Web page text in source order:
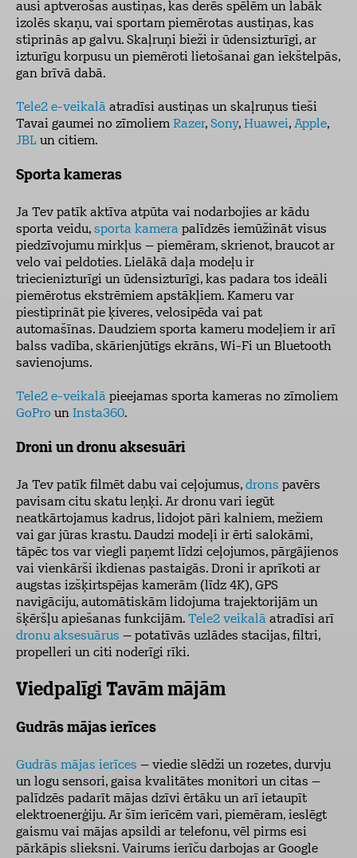
ausi aptverošas austiņas, kas derēs spēlēm un labāk
izolēs skaņu, vai sportam piemērotas austiņas, kas
stiprinās ap galvu. Skaļruņi bieži ir ūdensizturīgi, ar
izturīgu korpusu un piemēroti lietošanai gan iekštelpās,
gan brīvā dabā.
Tele2 e-veikalā atradīsi austiņas un skaļruņus tieši
Tavai gaumei no zīmoliem Razer, Sony, Huawei, Apple,
JBL un citiem.
Sporta kameras
Ja Tev patīk aktīva atpūta vai nodarbojies ar kādu
sporta veidu, sporta kamera palīdzēs iemūžināt visus
piedzīvojumu mirkļus – piemēram, skrienot, braucot ar
velo vai peldoties. Lielākā daļa modeļu ir
triecienizturīgi un ūdensizturīgi, kas padara tos ideāli
piemērotus ekstrēmiem apstākļiem. Kameru var
piestiprināt pie ķiveres, velosipēda vai pat
automašīnas. Daudziem sporta kameru modeļiem ir arī
balss vadība, skārienjūtīgs ekrāns, Wi-Fi un Bluetooth
savienojums.
Tele2 e-veikalā pieejamas sporta kameras no zīmoliem
GoPro un Insta360.
Droni un dronu aksesuāri
Ja Tev patīk filmēt dabu vai ceļojumus, drons pavērs
pavisam citu skatu leņķi. Ar dronu vari iegūt
neatkārtojamus kadrus, lidojot pāri kalniem, mežiem
vai gar jūras krastu. Daudzi modeļi ir ērti salokāmi,
tāpēc tos var viegli paņemt līdzi ceļojumos, pārgājienos
vai vienkārši ikdienas pastaigās. Droni ir aprīkoti ar
augstas izšķirtspējas kamerām (līdz 4K), GPS
navigāciju, automātiskām lidojuma trajektorijām un
šķēršļu apiešanas funkcijām. Tele2 veikalā atradīsi arī
dronu aksesuārus – potatīvās uzlādes stacijas, filtri,
propelleri un citi noderīgi rīki.
Viedpalīgi Tavām mājām
Gudrās mājas ierīces
Gudrās mājas ierīces – viedie slēdži un rozetes, durvju
un logu sensori, gaisa kvalitātes monitori un citas –
palīdzēs padarīt mājas dzīvi ērtāku un arī ietaupīt
elektroenerģiju. Ar šīm ierīcēm vari, piemēram, ieslēgt
gaismu vai mājas apsildi ar telefonu, vēl pirms esi
pārkāpis slieksni. Vairums ierīču darbojas ar Google